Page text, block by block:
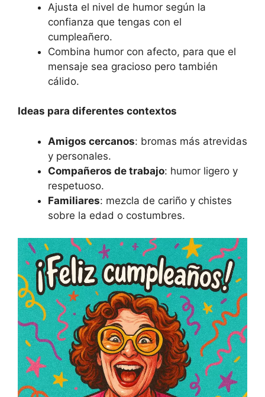
Ajusta el nivel de humor según la
confianza que tengas con el
cumpleañero.
Combina humor con afecto, para que el
mensaje sea gracioso pero también
cálido.
Ideas para diferentes contextos
Amigos cercanos: bromas más atrevidas
y personales.
Compañeros de trabajo: humor ligero y
respetuoso.
Familiares: mezcla de cariño y chistes
sobre la edad o costumbres.